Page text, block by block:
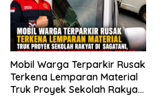
Mobil Warga Terparkir Rusak
Terkena Lemparan Material
Truk Proyek Sekolah Rakyat